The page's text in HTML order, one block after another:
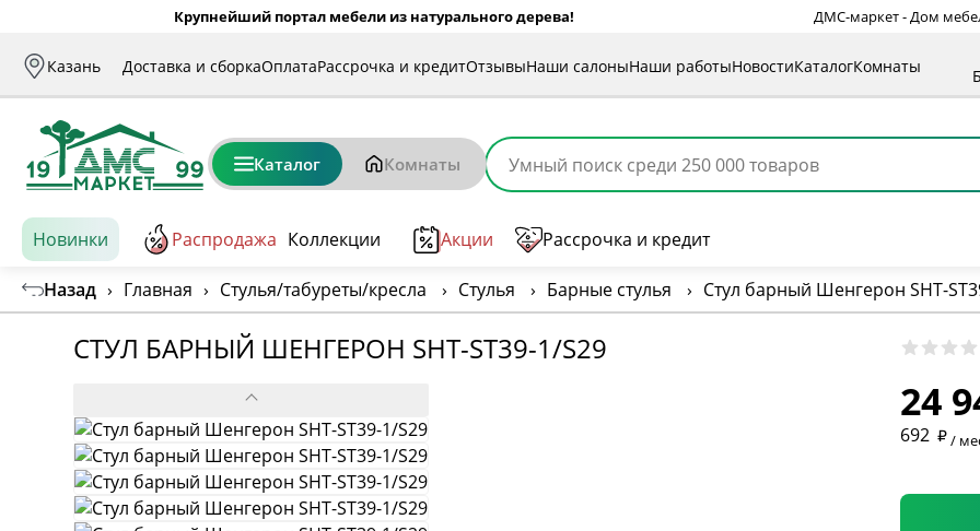
Крупнейший портал мебели из натурального дерева! ДМС-маркет - Дом
Казань Доставка и сборкаОплатаРассрочка и кредитОтзывыНаши салоныНаши работыНовостиКаталогКомнаты
Каталог Комнаты
Новинки Распродажа Коллекции Акции Рассрочка и кредит
Назад › Главная › Стулья/табуреты/кресла › Стулья › Барные стулья › Стул барный Шенгерон SHT-
СТУЛ БАРНЫЙ ШЕНГЕРОН SHT-ST39-1/S29
24
692 /
*